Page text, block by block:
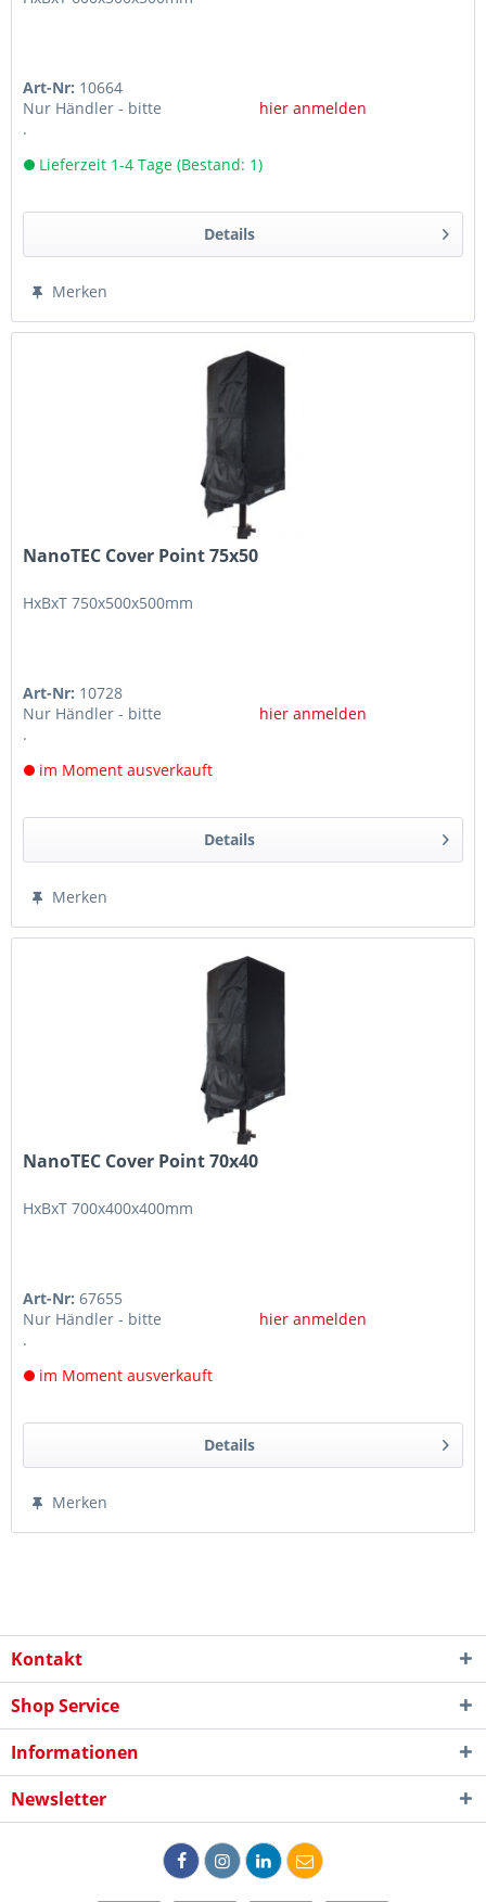
Art-Nr: 10664
Nur Händler - bitte
hier anmelden
.
Lieferzeit 1-4 Tage (Bestand: 1)
Details
Merken
NanoTEC Cover Point 75x50
HxBxT 750x500x500mm
Art-Nr: 10728
Nur Händler - bitte
hier anmelden
.
im Moment ausverkauft
Details
Merken
NanoTEC Cover Point 70x40
HxBxT 700x400x400mm
Art-Nr:67655
Nur Händler - bitte
hier anmelden
.
im Moment ausverkauft
Details
Merken
Kontakt
Shop Service
Informationen
Newsletter